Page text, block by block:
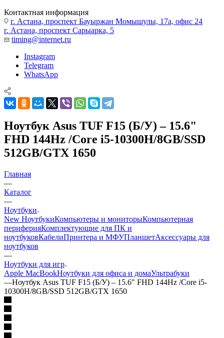
Контактная информация
г. Астана, проспект Бауыржан Момышулы, 17а, офис 24
г. Астана, проспект Сарыарка, 5
timing@internet.ru
Instagram
Telegram
WhatsApp
Ноутбук Asus TUF F15 (Б/У) – 15.6"
FHD 144Hz /Core i5-10300H/8GB/SSD
512GB/GTX 1650
Главная
—
Каталог
—
Ноутбуки
New НоутбукиКомпьютеры и мониторыКомпьютерная
периферияКомплектующие для ПК и
ноутбуковКабелиПринтера и МФУПланшетАксессуары для
ноутбуков
—
Ноутбуки для игр
Apple MacBookНоутбуки для офиса и домаУльтрабуки
—Ноутбук Asus TUF F15 (Б/У) – 15.6" FHD 144Hz /Core i5-
10300H/8GB/SSD 512GB/GTX 1650